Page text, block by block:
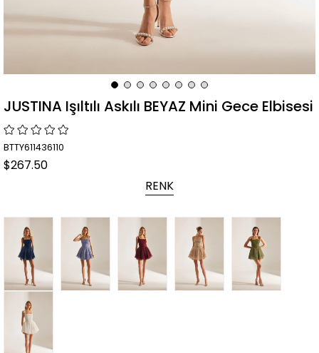
JUSTINA Işıltılı Askılı BEYAZ Mini Gece Elbisesi
BTTY611436110
$267.50
RENK